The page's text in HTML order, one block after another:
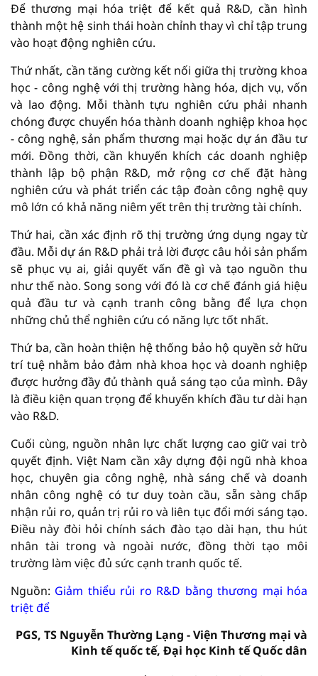
Để thương mại hóa triệt để kết quả R&D, cần hình
thành một hệ sinh thái hoàn chỉnh thay vì chỉ tập trung
vào hoạt động nghiên cứu.
Thứ nhất, cần tăng cường kết nối giữa thị trường khoa
học - công nghệ với thị trường hàng hóa, dịch vụ, vốn
và lao động. Mỗi thành tựu nghiên cứu phải nhanh
chóng được chuyển hóa thành doanh nghiệp khoa học
- công nghệ, sản phẩm thương mại hoặc dự án đầu tư
mới. Đồng thời, cần khuyến khích các doanh nghiệp
thành lập bộ phận R&D, mở rộng cơ chế đặt hàng
nghiên cứu và phát triển các tập đoàn công nghệ quy
mô lớn có khả năng niêm yết trên thị trường tài chính.
Thứ hai, cần xác định rõ thị trường ứng dụng ngay từ
đầu. Mỗi dự án R&D phải trả lời được câu hỏi sản phẩm
sẽ phục vụ ai, giải quyết vấn đề gì và tạo nguồn thu
như thế nào. Song song với đó là cơ chế đánh giá hiệu
quả đầu tư và cạnh tranh công bằng để lựa chọn
những chủ thể nghiên cứu có năng lực tốt nhất.
Thứ ba, cần hoàn thiện hệ thống bảo hộ quyền sở hữu
trí tuệ nhằm bảo đảm nhà khoa học và doanh nghiệp
được hưởng đầy đủ thành quả sáng tạo của mình. Đây
là điều kiện quan trọng để khuyến khích đầu tư dài hạn
vào R&D.
Cuối cùng, nguồn nhân lực chất lượng cao giữ vai trò
quyết định. Việt Nam cần xây dựng đội ngũ nhà khoa
học, chuyên gia công nghệ, nhà sáng chế và doanh
nhân công nghệ có tư duy toàn cầu, sẵn sàng chấp
nhận rủi ro, quản trị rủi ro và liên tục đổi mới sáng tạo.
Điều này đòi hỏi chính sách đào tạo dài hạn, thu hút
nhân tài trong và ngoài nước, đồng thời tạo môi
trường làm việc đủ sức cạnh tranh quốc tế.
Nguồn: Giảm thiểu rủi ro R&D bằng thương mại hóa
triệt để
PGS, TS Nguyễn Thường Lạng - Viện Thương mại và
Kinh tế quốc tế, Đại học Kinh tế Quốc dân